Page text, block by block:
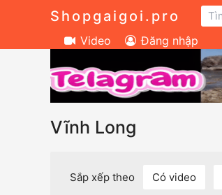
Shopgaigoi.pro
Video Đăng nhập
Vĩnh Long
Sắp xếp theo Có video